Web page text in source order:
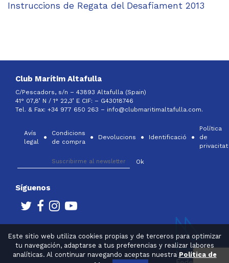
Este sitio web utiliza cookies propias y de terceros para optimizar
tu navegación, adaptarse a tus preferencias y realizar labores
analíticas. Al continuar navegando aceptas nuestra Política de
Instruccions de Regata del Desafiament 2013
Club Marítim Altafulla
C/Pescadors, s/n – 43893 Altafulla (Spain)
41° 07,8’ N / 1° 22,3’ E CIF: – G43018746
Tel. & Fax: +34 977 650 263 – info@clubmaritimaltafulla.com.
Avís
legal
Condicions
de compra
Devolucions Identificació
Política
de
privacitat
Síguenos